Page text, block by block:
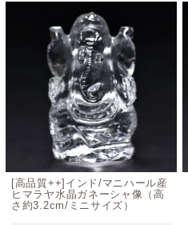
[高品質++]インド/マニハール産
ヒマラヤ水晶ガネーシャ像（高
さ約3.2cm/ミニサイズ）